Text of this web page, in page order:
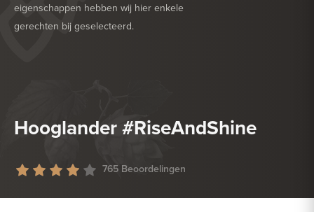
eigenschappen hebben wij hier enkele
gerechten bij geselecteerd.
HEERLIJK BIJ
Hooglander #RiseAndShine
765 Beoordelingen